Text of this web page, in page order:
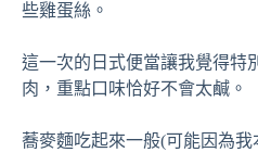
些雞蛋絲。
這一次的日式便當讓我覺得特
肉，重點口味恰好不會太鹹。
蕎麥麵吃起來一般(可能因為